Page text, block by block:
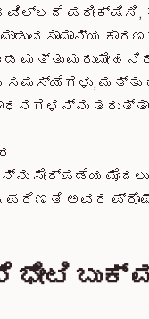
ಪರೀಕ್ಷಿಸಿ,
ಸಾಮಾನ್ಯ
ಮತ್ತು ಮಧುಮೇಹ
ಮತ್ತು
ಸೇರ್ಪಡೆಯ
ಪರಿಣತಿ ಅವರ
ಬುಕ್